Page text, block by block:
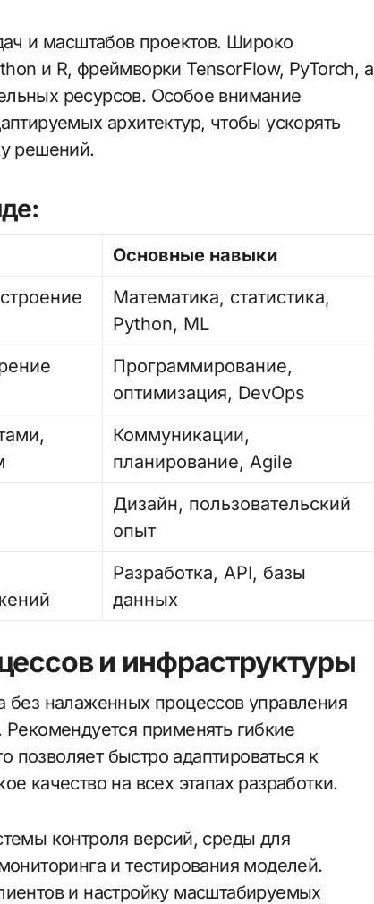
и масштабов проектов. Широко
и R, фреймворки TensorFlow, PyTorch, а
ресурсов. Особое внимание
архитектур, чтобы ускорять
решений.
Основные навыки
Математика, статистика,
Python, ML
Программирование,
оптимизация, DevOps
Коммуникации,
планирование, Agile
Дизайн, пользовательский
опыт
Разработка, API, базы
данных
и инфраструктуры
без налаженных процессов управления
применять гибкие
позволяет быстро адаптироваться к
качество на всех этапах разработки.
контроля версий, среды для
и тестирования моделей.
и настройку масштабируемых